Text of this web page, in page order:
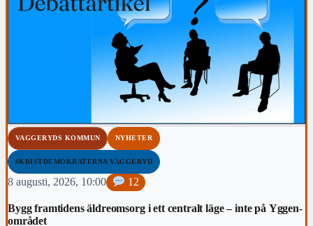
VAGGERYDS KOMMUN NYHETER
#KRISTDEMOKRATERNA VAGGERYD
8 augusti, 2026, 10:00 12
Bygg framtidens äldreomsorg i ett centralt läge – inte på Yggen-
området